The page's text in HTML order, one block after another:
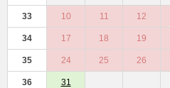
33 10 11 12
34 17 18 19
35 24 25 26
36 31